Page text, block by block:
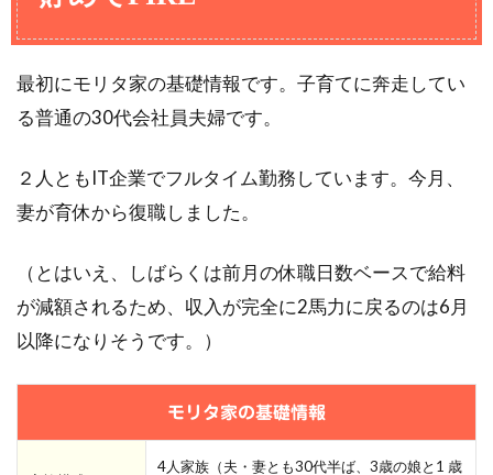
最初にモリタ家の基礎情報です。子育てに奔走してい
る普通の30代会社員夫婦です。
２人ともIT企業でフルタイム勤務しています。今月、
妻が育休から復職しました。
（とはいえ、しばらくは前月の休職日数ベースで給料
が減額されるため、収入が完全に2馬力に戻るのは6月
以降になりそうです。）
モリタ家の基礎情報
4人家族（夫・妻とも30代半ば、3歳の娘と1 歳